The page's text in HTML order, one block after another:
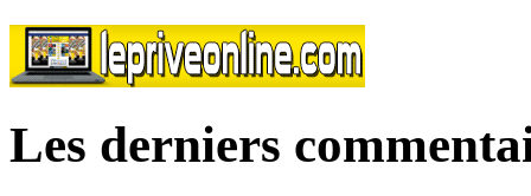
Les derniers